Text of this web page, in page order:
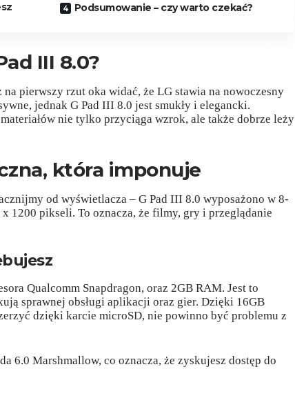
Podsumowanie – czy warto czekać?
III 8.0?
na pierwszy rzut oka widać, że LG stawia na nowoczesny
jednak G Pad III 8.0 jest smukły i elegancki.
nie tylko przyciąga wzrok, ale także dobrze leży
która imponuje
od wyświetlacza – G Pad III 8.0 wyposażono w 8-
1200 pikseli. To oznacza, że filmy, gry i przeglądanie
Qualcomm Snapdragon, oraz 2GB RAM. Jest to
sprawnej obsługi aplikacji oraz gier. Dzięki 16GB
dzięki karcie microSD, nie powinno być problemu z
6.0 Marshmallow, co oznacza, że zyskujesz dostęp do